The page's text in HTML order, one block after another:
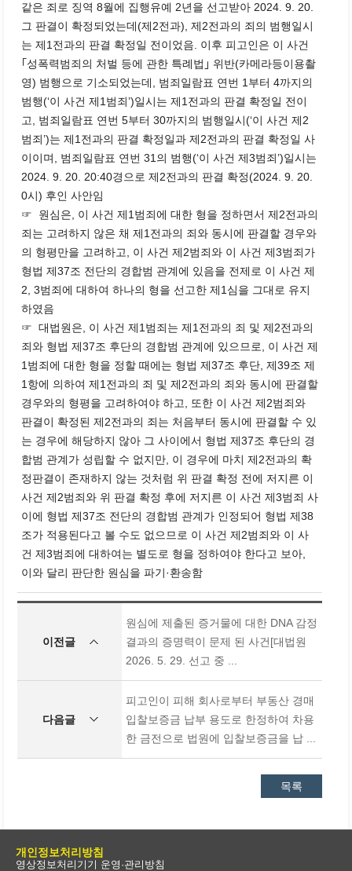
같은 죄로 징역 8월에 집행유예 2년을 선고받아 2024. 9. 20.
그 판결이 확정되었는데(제2전과), 제2전과의 죄의 범행일시
는 제1전과의 판결 확정일 전이었음. 이후 피고인은 이 사건
｢성폭력범죄의 처벌 등에 관한 특례법｣ 위반(카메라등이용촬
영) 범행으로 기소되었는데, 범죄일람표 연번 1부터 4까지의
범행(‘이 사건 제1범죄’)일시는 제1전과의 판결 확정일 전이
고, 범죄일람표 연번 5부터 30까지의 범행일시(‘이 사건 제2
범죄’)는 제1전과의 판결 확정일과 제2전과의 판결 확정일 사
이이며, 범죄일람표 연번 31의 범행(‘이 사건 제3범죄’)일시는
2024. 9. 20. 20:40경으로 제2전과의 판결 확정(2024. 9. 20.
0시) 후인 사안임
☞ 원심은, 이 사건 제1범죄에 대한 형을 정하면서 제2전과의
죄는 고려하지 않은 채 제1전과의 죄와 동시에 판결할 경우와
의 형평만을 고려하고, 이 사건 제2범죄와 이 사건 제3범죄가
형법 제37조 전단의 경합범 관계에 있음을 전제로 이 사건 제
2, 3범죄에 대하여 하나의 형을 선고한 제1심을 그대로 유지
하였음
☞ 대법원은, 이 사건 제1범죄는 제1전과의 죄 및 제2전과의
죄와 형법 제37조 후단의 경합범 관계에 있으므로, 이 사건 제
1범죄에 대한 형을 정할 때에는 형법 제37조 후단, 제39조 제
1항에 의하여 제1전과의 죄 및 제2전과의 죄와 동시에 판결할
경우와의 형평을 고려하여야 하고, 또한 이 사건 제2범죄와
판결이 확정된 제2전과의 죄는 처음부터 동시에 판결할 수 있
는 경우에 해당하지 않아 그 사이에서 형법 제37조 후단의 경
합범 관계가 성립할 수 없지만, 이 경우에 마치 제2전과의 확
정판결이 존재하지 않는 것처럼 위 판결 확정 전에 저지른 이
사건 제2범죄와 위 판결 확정 후에 저지른 이 사건 제3범죄 사
이에 형법 제37조 전단의 경합범 관계가 인정되어 형법 제38
조가 적용된다고 볼 수도 없으므로 이 사건 제2범죄와 이 사
건 제3범죄에 대하여는 별도로 형을 정하여야 한다고 보아,
이와 달리 판단한 원심을 파기·환송함
이전글
원심에 제출된 증거물에 대한 DNA 감정
결과의 증명력이 문제 된 사건[대법원
2026. 5. 29. 선고 중 ...
다음글
피고인이 피해 회사로부터 부동산 경매
입찰보증금 납부 용도로 한정하여 차용
한 금전으로 법원에 입찰보증금을 납 ...
목록
개인정보처리방침
영상정보처리기기 운영·관리방침